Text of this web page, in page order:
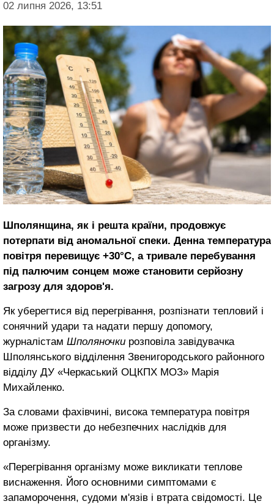
02 липня 2026, 13:51
Шполянщина, як і решта країни, продовжує
потерпати від аномальної спеки. Денна температура
повітря перевищує +30°C, а тривале перебування
під палючим сонцем може становити серйозну
загрозу для здоров'я.
Як уберегтися від перегрівання, розпізнати тепловий і
сонячний удари та надати першу допомогу,
журналістам Шполяночки розповіла завідувачка
Шполянського відділення Звенигородського районного
відділу ДУ «Черкаський ОЦКПХ МОЗ» Марія
Михайленко.
За словами фахівчині, висока температура повітря
може призвести до небезпечних наслідків для
організму.
«Перегрівання організму може викликати теплове
виснаження. Його основними симптомами є
запаморочення, судоми м'язів і втрата свідомості. Це